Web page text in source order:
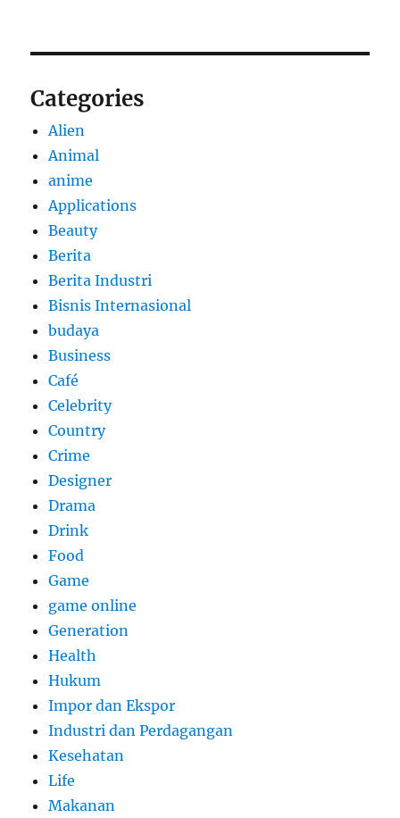
Categories
Alien
Animal
anime
Applications
Beauty
Berita
Berita Industri
Bisnis Internasional
budaya
Business
Café
Celebrity
Country
Crime
Designer
Drama
Drink
Food
Game
game online
Generation
Health
Hukum
Impor dan Ekspor
Industri dan Perdagangan
Kesehatan
Life
Makanan